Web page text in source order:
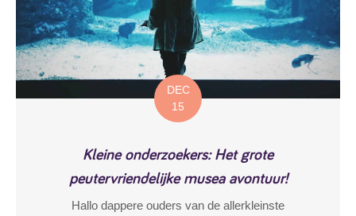
DEC
15
Kleine onderzoekers: Het grote
peutervriendelijke musea avontuur!
Hallo dappere ouders van de allerkleinste